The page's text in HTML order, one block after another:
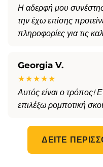
Η αδερφή μου
την έχω επίσης
πληροφορίες για τις
Georgia V.
★★★★★
Αυτός είναι ο τρόπος!
επιλέξω ρομποτική
ΔΕΊΤΕ